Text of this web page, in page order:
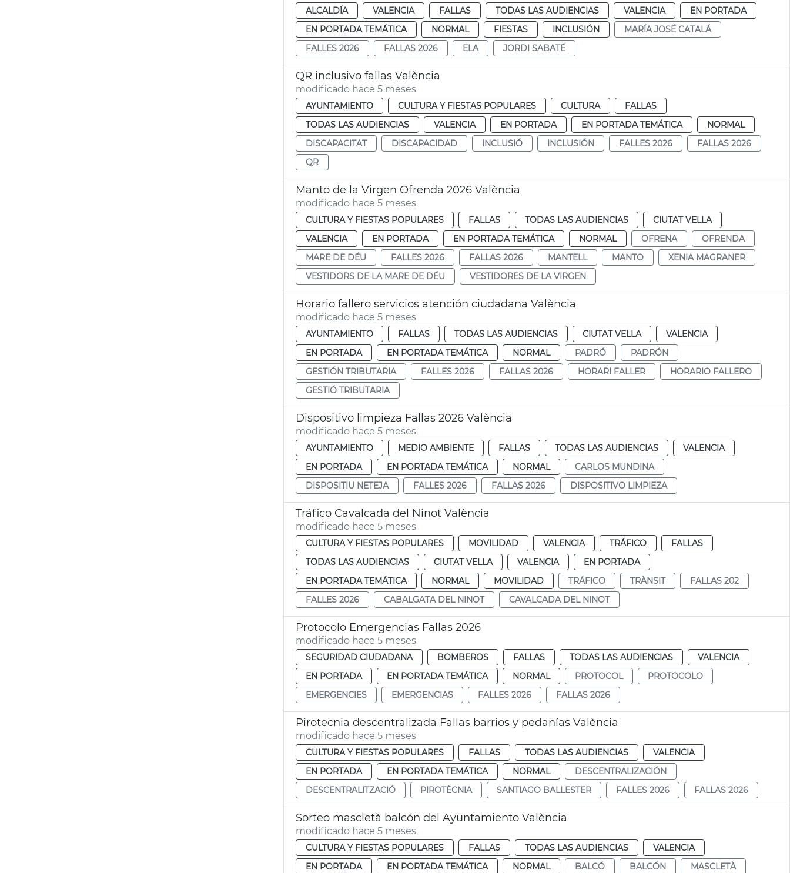
ALCALDÍA VALENCIA FALLAS TODAS LAS AUDIENCIAS VALENCIA
EN PORTADA
EN PORTADA TEMÁTICA
NORMAL FIESTAS INCLUSIÓN
MARÍA JOSÉ CATALÁ
FALLES 2026
FALLAS 2026 ELA JORDI SABATÉ
QR inclusivo fallas València
modificado hace 5 meses
AYUNTAMIENTO CULTURA Y FIESTAS POPULARES CULTURA
FALLAS
TODAS LAS AUDIENCIAS
VALENCIA EN PORTADA EN PORTADA TEMÁTICA
NORMAL
DISCAPACITAT
DISCAPACIDAD INCLUSIÓ INCLUSIÓN FALLES 2026
FALLAS 2026
QR
Manto de la Virgen Ofrenda 2026 València
modificado hace 5 meses
CULTURA Y FIESTAS POPULARES FALLAS TODAS LAS AUDIENCIAS
CIUTAT VELLA
VALENCIA
EN PORTADA EN PORTADA TEMÁTICA NORMAL OFRENA
OFRENDA
MARE DE DÉU
FALLES 2026 FALLAS 2026 MANTELL MANTO
XENIA MAGRANER
VESTIDORS DE LA MARE DE DÉU
VESTIDORES DE LA VIRGEN
Horario fallero servicios atención ciudadana València
modificado hace 5 meses
AYUNTAMIENTO FALLAS TODAS LAS AUDIENCIAS CIUTAT VELLA
VALENCIA
EN PORTADA
EN PORTADA TEMÁTICA NORMAL PADRÓ
PADRÓN
GESTIÓN TRIBUTARIA
FALLES 2026 FALLAS 2026 HORARI FALLER
HORARIO FALLERO
GESTIÓ TRIBUTARIA
Dispositivo limpieza Fallas 2026 València
modificado hace 5 meses
AYUNTAMIENTO MEDIO AMBIENTE FALLAS TODAS LAS AUDIENCIAS
VALENCIA
EN PORTADA
EN PORTADA TEMÁTICA NORMAL
CARLOS MUNDINA
DISPOSITIU NETEJA
FALLES 2026 FALLAS 2026 DISPOSITIVO LIMPIEZA
Tráfico Cavalcada del Ninot València
modificado hace 5 meses
CULTURA Y FIESTAS POPULARES MOVILIDAD VALENCIA TRÁFICO
FALLAS
TODAS LAS AUDIENCIAS
CIUTAT VELLA VALENCIA
EN PORTADA
EN PORTADA TEMÁTICA
NORMAL MOVILIDAD TRÁFICO TRÀNSIT
FALLAS 202
FALLES 2026
CABALGATA DEL NINOT CAVALCADA DEL NINOT
Protocolo Emergencias Fallas 2026
modificado hace 5 meses
SEGURIDAD CIUDADANA BOMBEROS FALLAS TODAS LAS AUDIENCIAS
VALENCIA
EN PORTADA
EN PORTADA TEMÁTICA NORMAL PROTOCOL
PROTOCOLO
EMERGENCIES
EMERGENCIAS FALLES 2026 FALLAS 2026
Pirotecnia descentralizada Fallas barrios y pedanías València
modificado hace 5 meses
CULTURA Y FIESTAS POPULARES FALLAS TODAS LAS AUDIENCIAS
VALENCIA
EN PORTADA
EN PORTADA TEMÁTICA NORMAL
DESCENTRALIZACIÓN
DESCENTRALITZACIÓ
PIROTÈCNIA SANTIAGO BALLESTER FALLES 2026 FALLAS 2026
Sorteo mascletà balcón del Ayuntamiento València
modificado hace 5 meses
CULTURA Y FIESTAS POPULARES FALLAS TODAS LAS AUDIENCIAS
VALENCIA
EN PORTADA
EN PORTADA TEMÁTICA NORMAL BALCÓ BALCÓN MASCLETÀ